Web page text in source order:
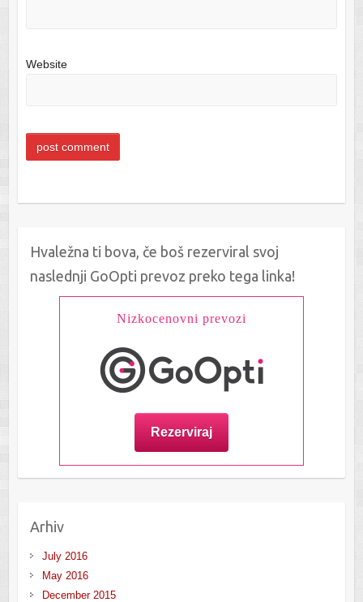
Website
Hvaležna ti bova, če boš rezerviral svoj
naslednji GoOpti prevoz preko tega linka!
Nizkocenovni prevozi
Arhiv
July 2016
May 2016
December 2015